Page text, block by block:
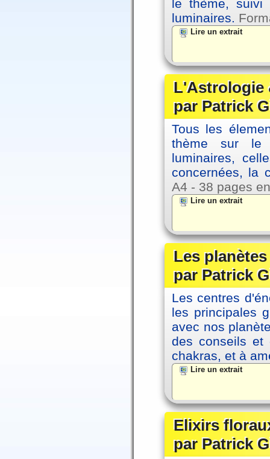
le thème,
luminaires.
Lire un extrait
L'Astrologie
par Patrick
Tous les
thème sur le
luminaires,
concernées, la
A4 - 38 pages
Lire un extrait
Les
par Patrick
Les centres
les principales
avec nos
des conseils et
chakras, et à
Lire un extrait
Elixirs
par Patrick